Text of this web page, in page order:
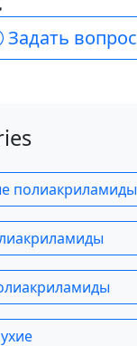
Задать вопрос
полиакриламиды